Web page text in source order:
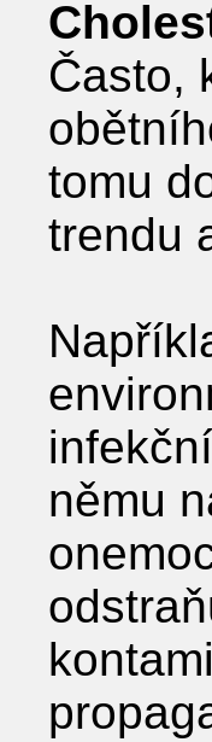
Často,
tomu
trendu
němu